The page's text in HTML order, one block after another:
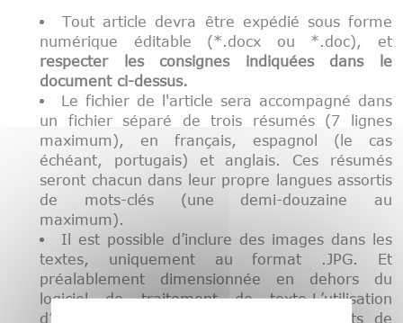
Tout article devra être expédié sous forme
numérique éditable (*.docx ou *.doc), et
respecter les consignes indiquées dans le
document ci-dessus.
Le fichier de l'article sera accompagné dans
un fichier séparé de trois résumés (7 lignes
maximum), en français, espagnol (le cas
échéant, portugais) et anglais. Ces résumés
seront chacun dans leur propre langues assortis
de mots-clés (une demi-douzaine au
maximum).
Il est possible d’inclure des images dans les
textes, uniquement au format .JPG. Et
préalablement dimensionnée en dehors du
logiciel de traitement de texte.L’utilisation
d’images peut être soumise à des droits de